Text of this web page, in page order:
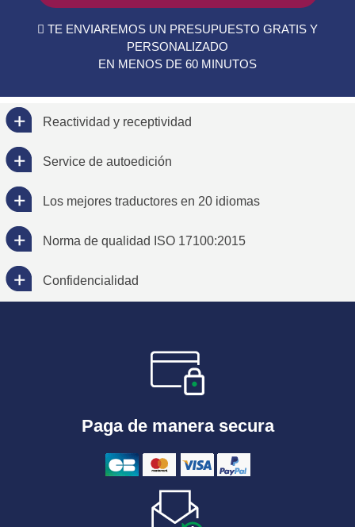
TE ENVIAREMOS UN PRESUPUESTO GRATIS Y
PERSONALIZADO
EN MENOS DE 60 MINUTOS
Reactividad y receptividad
Service de autoedición
Los mejores traductores en 20 idiomas
Norma de qualidad ISO 17100:2015
Confidencialidad
Paga de manera secura